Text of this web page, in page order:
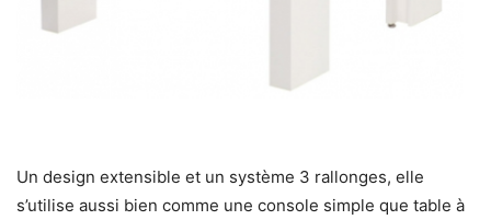
Un design extensible et un système 3 rallonges, elle
s’utilise aussi bien comme une console simple que table à